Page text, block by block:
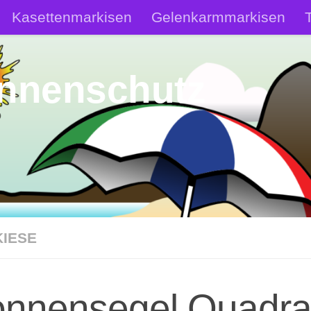
Kasettenmarkisen Gelenkarmmarkisen
heimischen Garten